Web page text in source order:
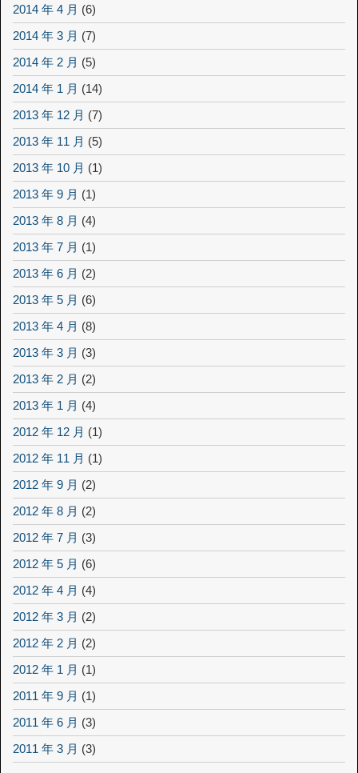
2014 年 4 月 (6)
2014 年 3 月 (7)
2014 年 2 月 (5)
2014 年 1 月 (14)
2013 年 12 月 (7)
2013 年 11 月 (5)
2013 年 10 月 (1)
2013 年 9 月 (1)
2013 年 8 月 (4)
2013 年 7 月 (1)
2013 年 6 月 (2)
2013 年 5 月 (6)
2013 年 4 月 (8)
2013 年 3 月 (3)
2013 年 2 月 (2)
2013 年 1 月 (4)
2012 年 12 月 (1)
2012 年 11 月 (1)
2012 年 9 月 (2)
2012 年 8 月 (2)
2012 年 7 月 (3)
2012 年 5 月 (6)
2012 年 4 月 (4)
2012 年 3 月 (2)
2012 年 2 月 (2)
2012 年 1 月 (1)
2011 年 9 月 (1)
2011 年 6 月 (3)
2011 年 3 月 (3)